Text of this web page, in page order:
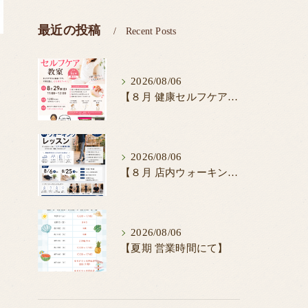
最近の投稿 Recent Posts
2026/08/06
【８月 健康セルフケア教室】
2026/08/06
【８月 店内ウォーキング】
2026/08/06
【夏期 営業時間にて】